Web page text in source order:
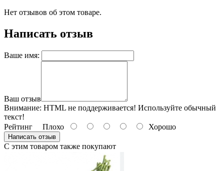
Нет отзывов об этом товаре.
Написать отзыв
Ваше имя:
Ваш отзыв
Внимание: HTML не поддерживается! Используйте обычный
текст!
Рейтинг Плохо Хорошо
Написать отзыв
С этим товаром также покупают